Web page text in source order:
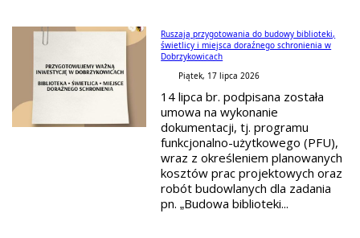
Ruszają przygotowania do budowy biblioteki,
świetlicy i miejsca doraźnego schronienia w
Dobrzykowicach
Piątek, 17 lipca 2026
14 lipca br. podpisana została
umowa na wykonanie
dokumentacji, tj. programu
funkcjonalno-użytkowego (PFU),
wraz z określeniem planowanych
kosztów prac projektowych oraz
robót budowlanych dla zadania
pn. „Budowa biblioteki...